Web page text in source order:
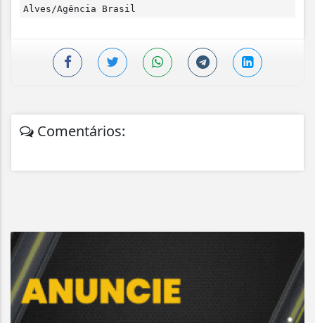
Alves/Agência Brasil
Comentários: